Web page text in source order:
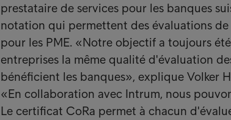
prestataire de services pour les banques
notation qui permettent des évaluations
pour les PME. «Notre objectif a toujours
entreprises la même qualité d'évaluation
bénéficient les banques», explique Volker
«En collaboration avec Intrum, nous
Le certificat CoRa permet à chacun